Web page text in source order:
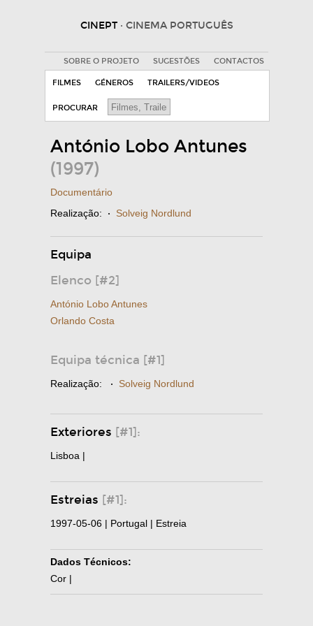
CINEPT · CINEMA PORTUGUÊS
SOBRE O PROJETO SUGESTÕES CONTACTOS
FILMES GÉNEROS TRAILERS/VIDEOS
PROCURAR
António Lobo Antunes
(1997)
Documentário
Realização: · Solveig Nordlund
Equipa
Elenco [#2]
António Lobo Antunes
Orlando Costa
Equipa técnica [#1]
Realização: · Solveig Nordlund
Exteriores [#1]:
Lisboa |
Estreias [#1]:
1997-05-06 | Portugal | Estreia
Dados Técnicos:
Cor |